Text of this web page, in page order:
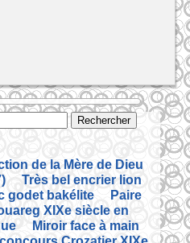
de la Mère de Dieu
Très bel encrier lion
godet bakélite
Paire
XIXe siècle en
Miroir face à main